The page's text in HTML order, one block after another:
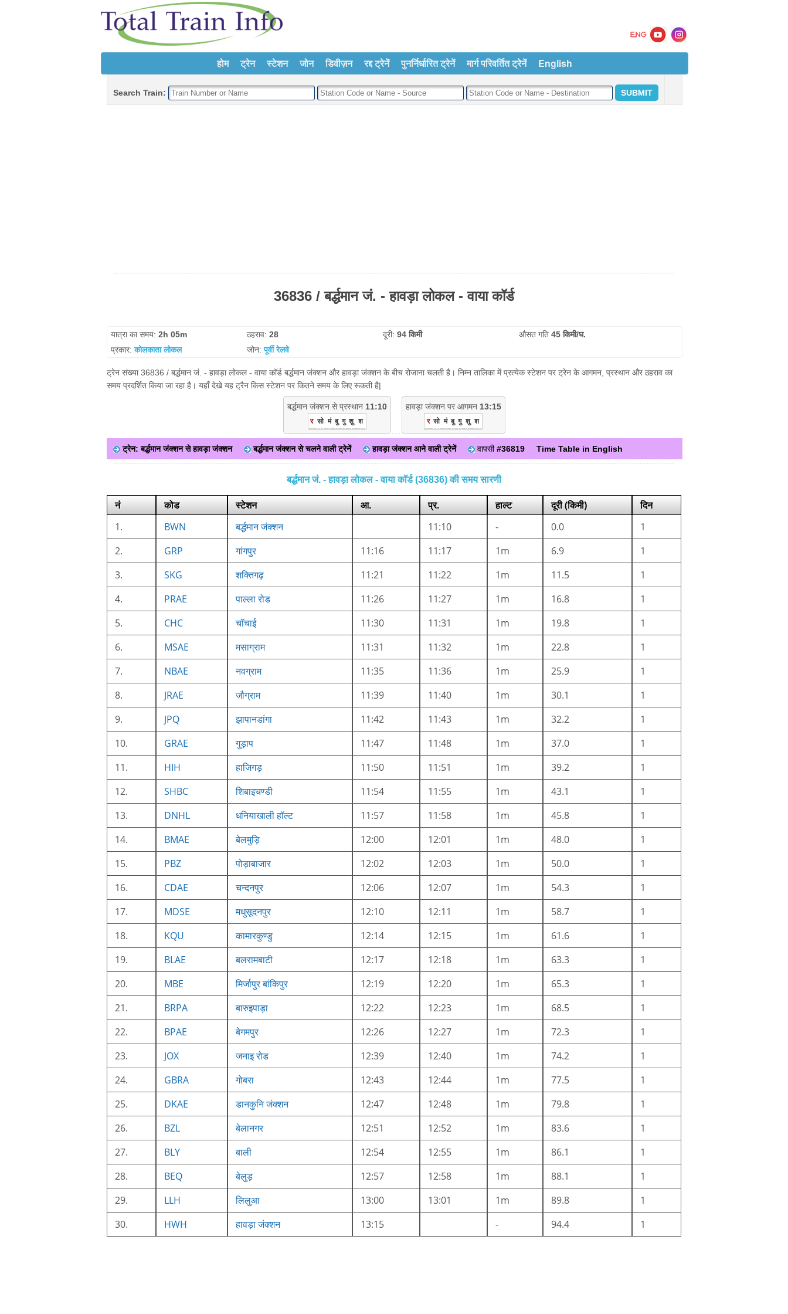
होम ट्रेन स्टेशन जोन डिवीज़न रद्द ट्रेनें पुनर्निर्धारित ट्रेनें मार्ग परिवर्तित ट्रेनें English
Search Train:
36836 / बर्द्धमान जं. - हावड़ा लोकल - वाया कॉर्ड
यात्रा का समय: 2h 05m ठहराव: 28 दूरी: 94 किमी औसत गति 45 किमी/घ.
प्रकार:कोलकाता लोकल जोन:पूर्वी रेलवे
ट्रेन संख्या 36836 / बर्द्धमान जं. - हावड़ा लोकल - वाया कॉर्ड बर्द्धमान जंक्शन और हावड़ा जंक्शन के बीच रोजाना चलती है। निम्न तालिका में प्रत्येक स्टेशन पर ट्रेन के आगमन, प्रस्थान और ठहराव का
समय प्रदर्शित किया जा रहा है। यहाँ देखे यह ट्रैन किस स्टेशन पर कितने समय के लिए रूकती है|
बर्द्धमान जंक्शन से प्रस्थान 11:10
र सो मं बु गु शु श
हावड़ा जंक्शन पर आगमन 13:15
र सो मं बु गु शु श
ट्रेन: बर्द्धमान जंक्शन से हावड़ा जंक्शन बर्द्धमान जंक्शन से चलने वाली ट्रेनें हावड़ा जंक्शन आने वाली ट्रेनें वापसी#36819 Time Table in English
बर्द्धमान जं. - हावड़ा लोकल - वाया कॉर्ड (36836) की समय सारणी
नं कोड स्टेशन आ. प्र. हाल्ट दूरी (किमी)
दिन
1.
BWN बर्द्धमान जंक्शन 11:10 - 0.0
1
2.
GRP गांगपुर 11:16 11:17 1m 6.9
1
3.
SKG शक्तिगढ़ 11:21 11:22 1m 11.5
1
4.
PRAE पाल्ला रोड 11:26 11:27 1m 16.8
1
5.
CHC चॉचाई 11:30 11:31 1m 19.8
1
6.
MSAE मसाग्राम 11:31 11:32 1m 22.8
1
7.
NBAE नवग्राम 11:35 11:36 1m 25.9
1
8.
JRAE जौग्राम 11:39 11:40 1m 30.1
1
9.
JPQ झापानडांगा 11:42 11:43 1m 32.2
1
10.
GRAE गुड़ाप 11:47 11:48 1m 37.0
1
11.
HIH हाजिगड़ 11:50 11:51 1m 39.2
1
12.
SHBC शिबाइचण्डी 11:54 11:55 1m 43.1
1
13.
DNHL धनियाखाली हॉल्ट 11:57 11:58 1m 45.8
1
14.
BMAE बेलमुड़ि 12:00 12:01 1m 48.0
1
15.
PBZ पोड़ाबाजार 12:02 12:03 1m 50.0
1
16.
CDAE चन्दनपुर 12:06 12:07 1m 54.3
1
17.
MDSE मधुसूदनपुर 12:10 12:11 1m 58.7
1
18.
KQU कामारकुण्डु 12:14 12:15 1m 61.6
1
19.
BLAE बलरामबाटी 12:17 12:18 1m 63.3
1
20.
MBE मिर्जापुर बांकिपुर 12:19 12:20 1m 65.3
1
21.
BRPA बारुइपाड़ा 12:22 12:23 1m 68.5
1
22.
BPAE बेगमपुर 12:26 12:27 1m 72.3
1
23.
JOX जनाइ रोड 12:39 12:40 1m 74.2
1
24.
GBRA गोबरा 12:43 12:44 1m 77.5
1
25.
DKAE डानकुनि जंक्शन 12:47 12:48 1m 79.8
1
26.
BZL बेलानगर 12:51 12:52 1m 83.6
1
27.
BLY बाली 12:54 12:55 1m 86.1
1
28.
BEQ बेलुड़ 12:57 12:58 1m 88.1
1
29.
LLH लिलुआ 13:00 13:01 1m 89.8
1
30.
HWH हावड़ा जंक्शन 13:15 - 94.4 1